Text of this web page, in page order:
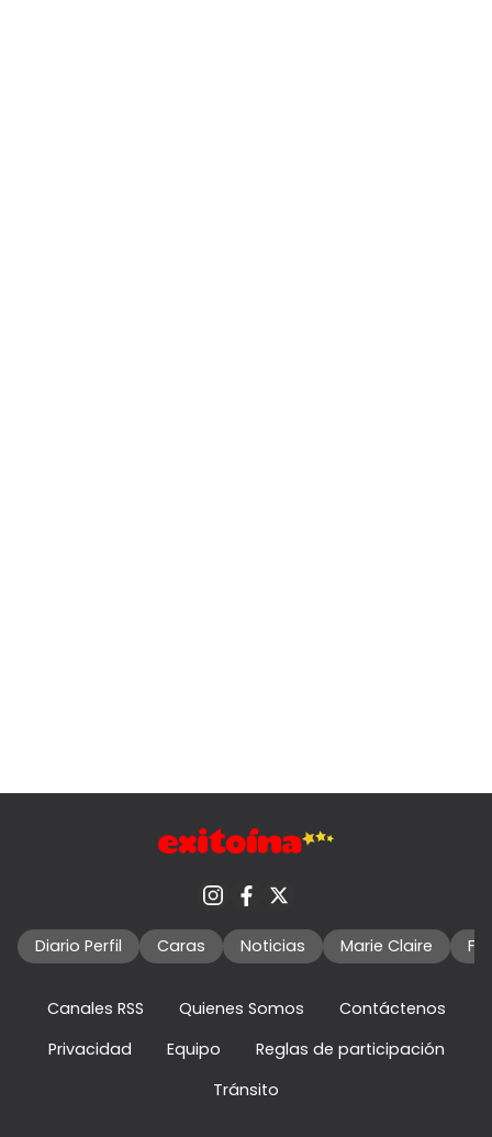
Diario Perfil Caras Noticias Marie Claire
Canales RSS Quienes Somos
Contáctenos
Privacidad
Equipo
Reglas de participación
Tránsito